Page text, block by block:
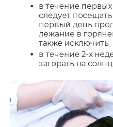
в течение
следует
первый день
лежание в
также исключить
в течение 2-х
загорать на